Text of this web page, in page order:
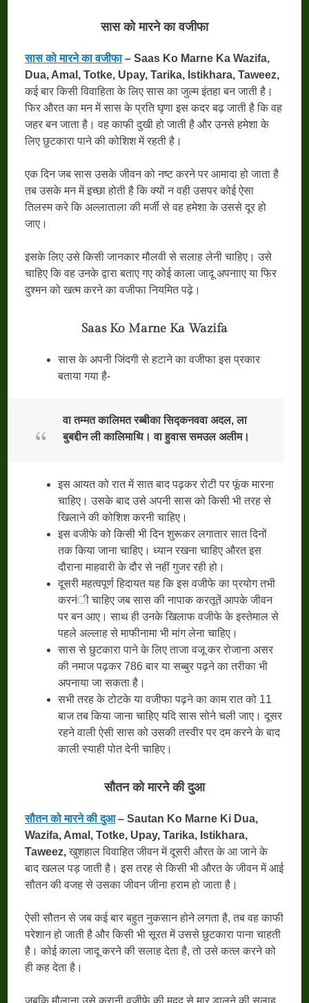
सासकोमारनेकावजीफा
सास को मारने का वजीफा– Saas Ko Marne Ka Wazifa,
Dua, Amal, Totke, Upay, Tarika, Istikhara, Taweez,
कई बार किसी विवाहिता के लिए सास का जुल्म इंतहा बन जाती है।
फिर औरत का मन में सास के प्रति घृणा इस कदर बढ़ जाती है कि वह
जहर बन जाता है। वह काफी दुखी हो जाती है और उनसे हमेशा के
लिए छुटकारा पाने की कोशिश में रहती है।
एक दिन जब सास उसके जीवन को नष्ट करने पर आमादा हो जाता है
तब उसके मन में इच्छा होती है कि क्यों न वही उसपर कोई ऐसा
तिलस्म करे कि अल्लाताला की मर्जी से वह हमेशा के उससे दूर हो
जाए।
इसके लिए उसे किसी जानकार मौलवी से सलाह लेनी चाहिए। उसे
चाहिए कि वह उनके द्वारा बताए गए कोई काला जादू अपनााए या फिर
दुश्मन को खत्म करने का वजीफा नियमित पढ़े।
Saas Ko Marne Ka Wazifa
सास के अपनी जिंदगी से हटाने का वजीफा इस प्रकार
बताया गया है-
वातम्मतकालिमतरब्बीकासिद्कनववाअदल,ला
बुबद्दीनलीकालिमाथि।वाहुवाससमउलअलीम।
इस आयत को रात में सात बाद पढ़कर रोटी पर फूंक मारना
चाहिए। उसके बाद उसे अपनी सास को किसी भी तरह से
खिलाने की कोशिश करनी चाहिए।
इस वजीफे को किसी भी दिन शुरूकर लगातार सात दिनों
तक किया जाना चाहिए। ध्यान रखना चाहिए औरत इस
दौराना माहवारी के दौर से नहीं गुजर रही हो।
दूसरी महत्वपूर्ण हिदायत यह कि इस वजीफे का प्रयोग तभी
करनंी चाहिए जब सास की नापाक करतूतें आपके जीवन
पर बन आए। साथ ही उनके खिलाफ वजीफे के इस्तेमाल से
पहले अल्लाह से माफीनामा भी मांग लेना चाहिए।
सास से छुटकारा पाने के लिए ताजा वजू कर रोजाना असर
की नमाज पढ़कर 786 बार या सब्बुर पढ़ने का तरीका भी
अपनाया जा सकता है।
सभी तरह के टोटके या वजीफा पढ़ने का काम रात को 11
बाज तब किया जाना चाहिए यदि सास सोने चली जाए। दूसर
रहने वाली ऐसी सास को उसकी तस्वीर पर दम करने के बाद
काली स्याही पोत देनी चाहिए।
सौतनकोमारनेकीदुआ
सौतन को मारने की दुआ– Sautan Ko Marne Ki Dua,
Wazifa, Amal, Totke, Upay, Tarika, Istikhara,
Taweez,खुशहाल विवाहित जीवन में दूसरी औरत के आ जाने के
बाद खलल पड़ जाती है। इस तरह से किसी भी औरत के जीवन में आई
सौतन की वजह से उसका जीवन जीना हराम हो जाता है।
ऐसी सौतन से जब कई बार बहुत नुकसान होने लगता है, तब वह काफी
परेशान हो जाती है और किसी भी सूरत में उससे छुटकारा पाना चाहती
है। कोई काला जादू करने की सलाह देता है, तो उसे कत्ल करने को
ही कह देता है।
जबकि मौलाना उसे कुरानी वजीफे की मदद से मार डालने की सलाह